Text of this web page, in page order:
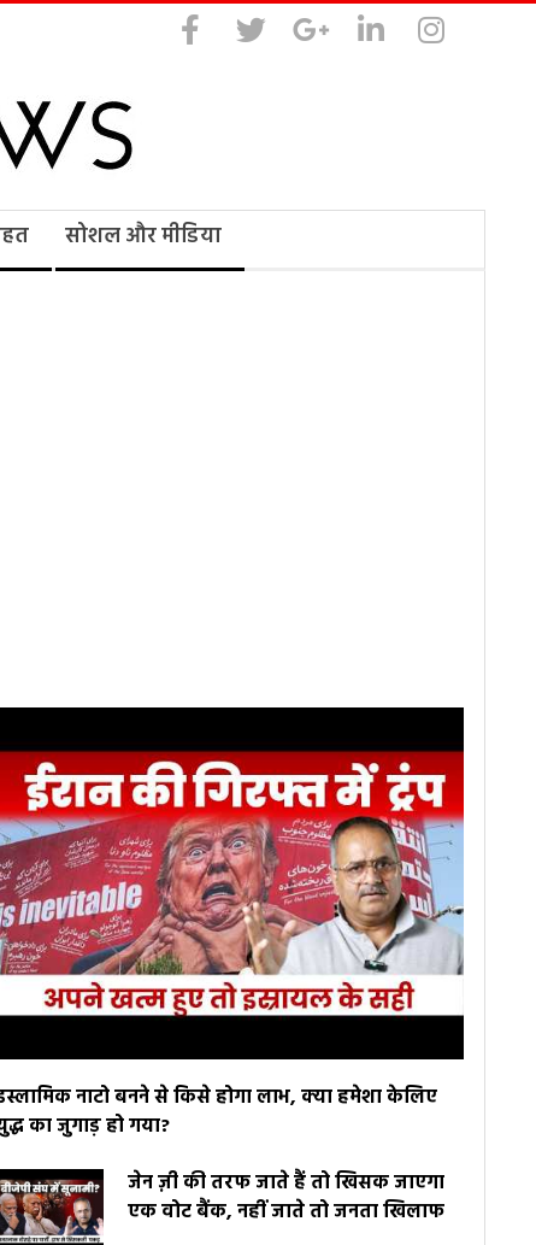
सोशल और मीडिया
नाटो बनने से किसे होगा लाभ, क्या हमेशा केलिए
का जुगाड़ हो गया?
जेन ज़ी की तरफ जाते हैं तो खिसक जाएगा
एक वोट बैंक, नहीं जाते तो जनता खिलाफ